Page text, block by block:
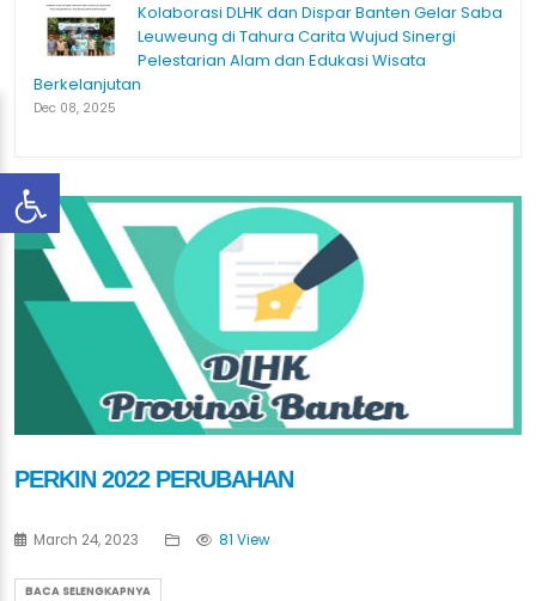
Kolaborasi DLHK dan Dispar Banten Gelar Saba
Leuweung di Tahura Carita Wujud Sinergi
Pelestarian Alam dan Edukasi Wisata
Berkelanjutan
Dec 08, 2025
PERKIN 2022 PERUBAHAN
March 24, 2023 81 View
BACA SELENGKAPNYA